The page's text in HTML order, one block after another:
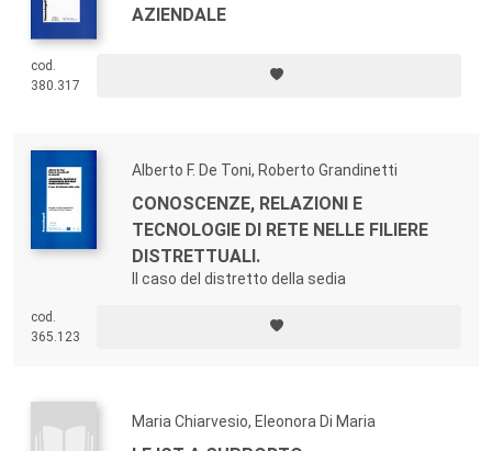
AZIENDALE
cod.
380.317
Alberto F. De Toni, Roberto Grandinetti
CONOSCENZE, RELAZIONI E
TECNOLOGIE DI RETE NELLE FILIERE
DISTRETTUALI.
Il caso del distretto della sedia
cod.
365.123
Maria Chiarvesio, Eleonora Di Maria